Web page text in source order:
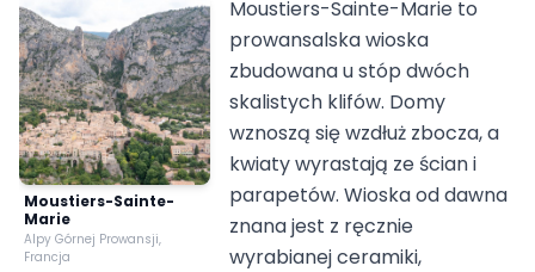
Moustiers-Sainte-
Marie
Alpy Górnej Prowansji,
Francja
Moustiers-Sainte-Marie to
prowansalska wioska
zbudowana u stóp dwóch
skalistych klifów. Domy
wznoszą się wzdłuż zbocza, a
kwiaty wyrastają ze ścian i
parapetów. Wioska od dawna
znana jest z ręcznie
wyrabianej ceramiki,